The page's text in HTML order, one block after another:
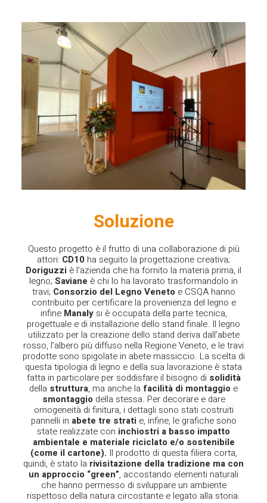
Soluzione
Questo progetto è il frutto di una collaborazione di più
attori: CD10 ha seguito la progettazione creativa;
Doriguzzi è l’azienda che ha fornito la materia prima, il
legno; Saviane è chi lo ha lavorato trasformandolo in
travi; Consorzio del Legno Veneto e CSQA hanno
contribuito per certificare la provenienza del legno e
infine Manalysi è occupata della parte tecnica,
progettuale e di installazione dello stand finale. Il legno
utilizzato per la creazione dello stand deriva dall’abete
rosso, l’albero più diffuso nella Regione Veneto, e le travi
prodotte sono spigolate in abete massiccio. La scelta di
questa tipologia di legno e della sua lavorazione è stata
fatta in particolare per soddisfare il bisogno di solidità
della struttura, ma anche la facilità di montaggio e
smontaggio della stessa. Per decorare e dare
omogeneità di finitura, i dettagli sono stati costruiti
pannelli in abete tre stratie, infine, le grafiche sono
state realizzate con inchiostri a basso impatto
ambientale e materiale riciclato e/o sostenibile
(come il cartone). Il prodotto di questa filiera corta,
quindi, è stato la rivisitazione della tradizione ma con
un approccio “green”, accostando elementi naturali
che hanno permesso di sviluppare un ambiente
rispettoso della natura circostante e legato alla storia.